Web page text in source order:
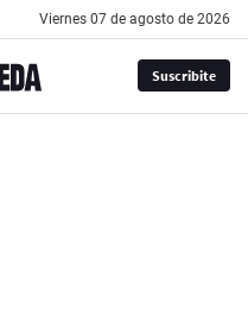
viernes 07 de agosto de 2026
Suscribite